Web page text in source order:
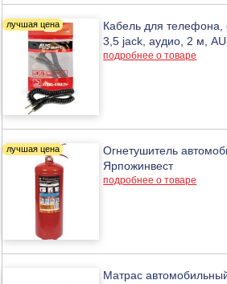
Кабель для
3,5 jack, аудио, 2 м,
подробнее о товаре
Огнетушитель
Ярпожинвест
подробнее о товаре
Матрас